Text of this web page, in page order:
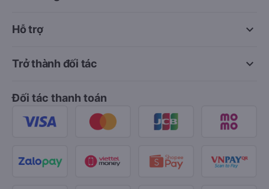
keyboard_arrow_down
Hỗ trợ
keyboard_arrow_down
Trở thành đối tác
Đối tác thanh toán